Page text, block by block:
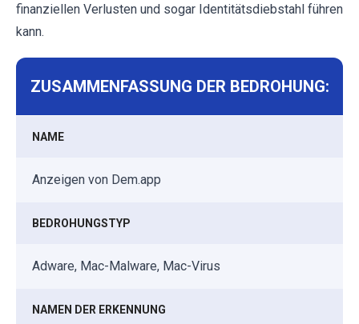
finanziellen Verlusten und sogar Identitätsdiebstahl führen
kann.
ZUSAMMENFASSUNG DER BEDROHUNG:
NAME
Anzeigen von Dem.app
BEDROHUNGSTYP
Adware, Mac-Malware, Mac-Virus
NAMEN DER ERKENNUNG